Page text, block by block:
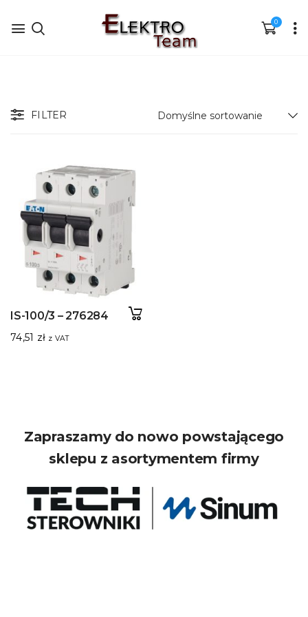
0
FILTER
IS-100/3 – 276284
74,51 zł z VAT
Zapraszamy do nowo powstającego
sklepu z asortymentem firmy